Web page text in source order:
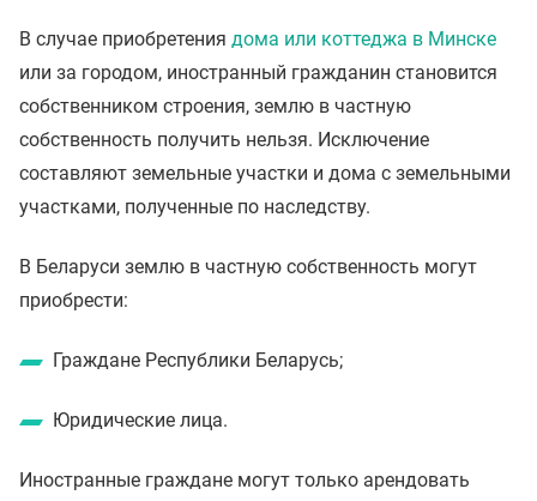
В случае приобретения дома или коттеджа в Минске
или за городом, иностранный гражданин становится
собственником строения, землю в частную
собственность получить нельзя. Исключение
составляют земельные участки и дома с земельными
участками, полученные по наследству.
В Беларуси землю в частную собственность могут
приобрести:
Граждане Республики Беларусь;
Юридические лица.
Иностранные граждане могут только арендовать